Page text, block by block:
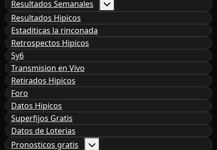
Resultados Semanales
Resultados Hipicos
Estaditicas la rinconada
Retrospectos Hipicos
5y6
Transmision en Vivo
Retirados Hipicos
Foro
Datos Hipicos
Superfijos Gratis
Datos de Loterias
Pronosticos gratis